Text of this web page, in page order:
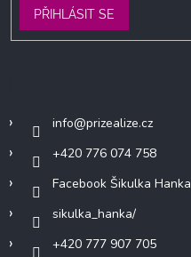
PŘIHLÁSIT SE
info@prizealize.cz
+420 776 074 758
Facebook Šikulka Hanka
sikulka_hanka/
+420 777 907 705